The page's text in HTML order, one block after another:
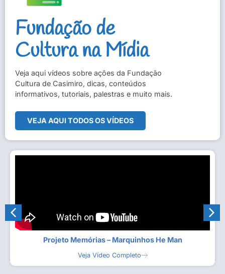
Fundação de
Cultura na Mídia
Veja aqui vídeos sobre ações da Fundação
Cultura de Casimiro, dicas, conteúdos
informativos, tutoriais, palestras e muito mais.
VEJA AQUI TODOS OS VÍDEOS
Projeto Memórias – Marquinhos He Man
Veja Vídeo Completo